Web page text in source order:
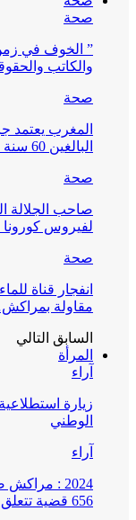
صحة
” الخوف في زمن
والكاتب
صحة
المغرب يعتمد
البالغين 60 سنة فما فوق أو من…
صحة
صاحب الجلالة
لفيروس كورونا
صحة
انفجار قناة
مقاولة
السابق التالي
المرأة
آراء
زيارة
الوطني
آراء
2024 :
656 قضية تتعلق بغسيل الأموال